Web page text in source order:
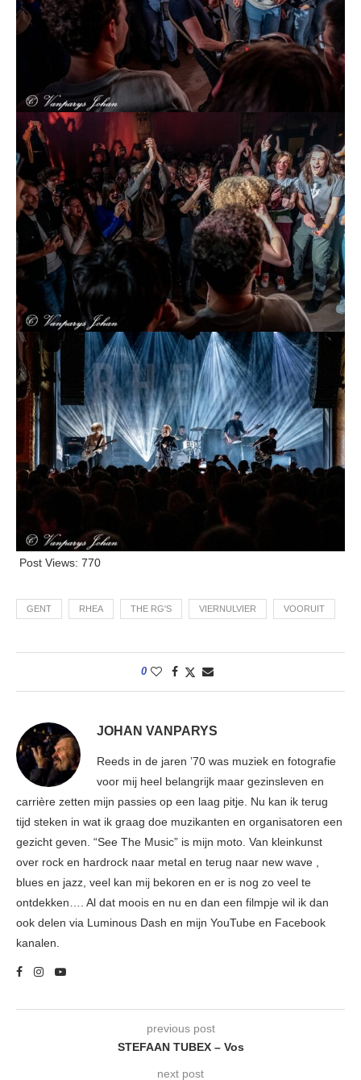
Post Views: 770
GENT RHEA THE RG'S VIERNULVIER VOORUIT
0
JOHAN VANPARYS
Reeds in de jaren ’70 was muziek en fotografie
voor mij heel belangrijk maar gezinsleven en
carrière zetten mijn passies op een laag pitje. Nu kan ik terug
tijd steken in wat ik graag doe muzikanten en organisatoren een
gezicht geven. “See The Music” is mijn moto. Van kleinkunst
over rock en hardrock naar metal en terug naar new wave ,
blues en jazz, veel kan mij bekoren en er is nog zo veel te
ontdekken…. Al dat moois en nu en dan een filmpje wil ik dan
ook delen via Luminous Dash en mijn YouTube en Facebook
kanalen.
previous post
STEFAAN TUBEX – Vos
next post